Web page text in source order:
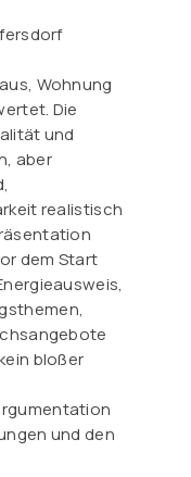
Wohnung
Die
und
aber
realistisch
dem Start
bloßer
und den